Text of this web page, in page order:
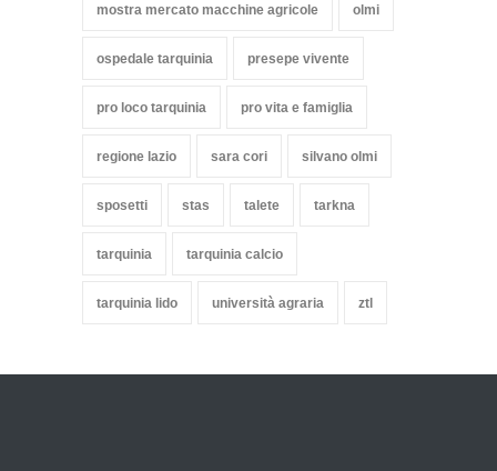
mostra mercato macchine agricole olmi
ospedale tarquinia presepe vivente
pro loco tarquinia pro vita e famiglia
regione lazio sara cori silvano olmi
sposetti stas talete tarkna
tarquinia tarquinia calcio
tarquinia lido università agraria ztl